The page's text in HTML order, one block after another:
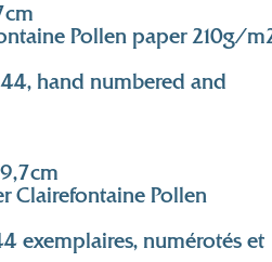
Pollen paper 210g/
hand numbered and
Clairefontaine Pollen
exemplaires, numérotés et